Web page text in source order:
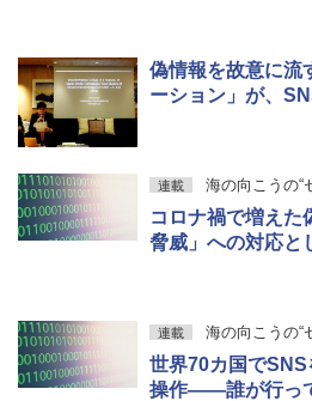
偽情報を故意に流
ーション」が、
連載 海の向こうの“
コロナ禍で増えた
脅威」への対応と
連載 海の向こうの“
世界70カ国で
操作――誰が行っ